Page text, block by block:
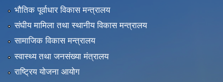
भौतिक पूर्वाधार विकास मन्त्रालय
संघीय मामिला तथा स्थानीय विकास मन्त्रालय
सामाजिक विकास मन्त्रालय
स्वास्थ्य तथा जनसंख्या मंत्रालय
राष्ट्रिय योजना आयोग